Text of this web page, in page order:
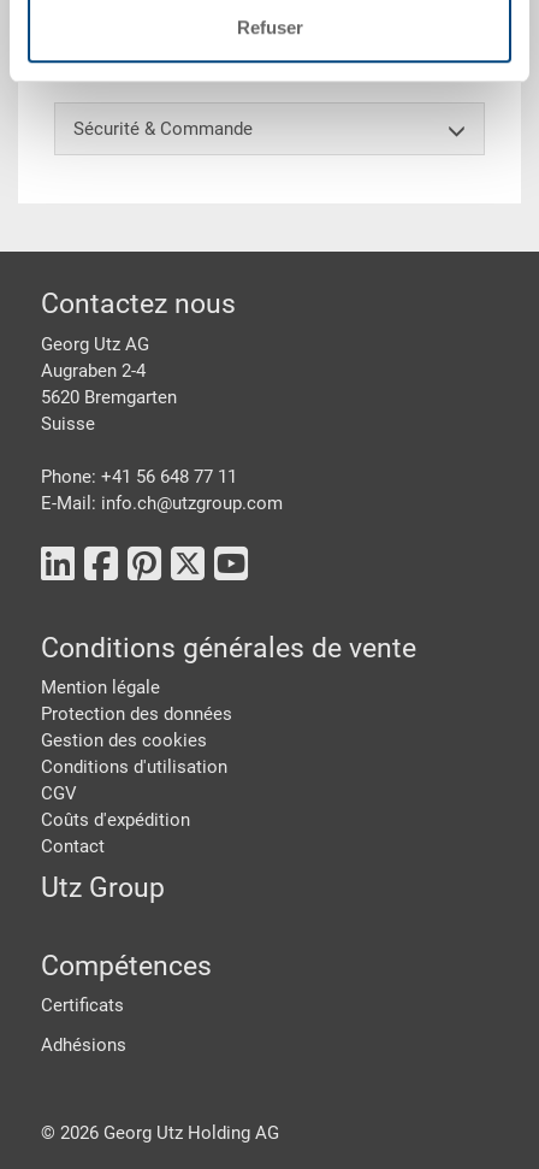
Refuser
Modèles spéciaux - Notre domaine de
Sécurité & Commande
pied de page
Contactez nous
Georg Utz AG
Augraben 2-4
5620 Bremgarten
Suisse
Phone: +41 56 648 77 11
E-Mail: info.ch@utzgroup.com
Conditions générales de vente
Mention légale
Protection des données
Gestion des cookies
Conditions d'utilisation
CGV
Coûts d'expédition
Contact
Utz Group
Compétences
Certificats
Adhésions
© 2026Georg Utz Holding AG